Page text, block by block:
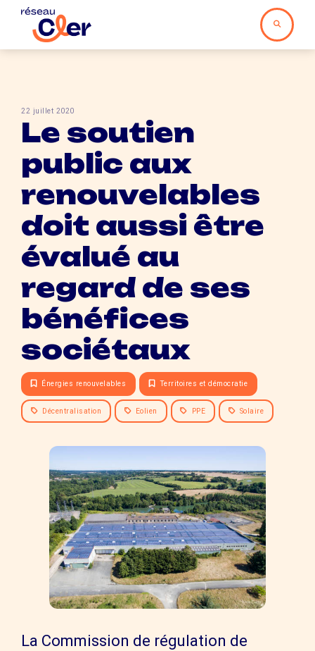
22 juillet 2020
Le soutien
public aux
renouvelables
doit aussi être
évalué au
regard de ses
bénéfices
sociétaux
Énergies renouvelables Territoires et démocratie
Décentralisation Eolien PPE Solaire
La Commission de régulation de